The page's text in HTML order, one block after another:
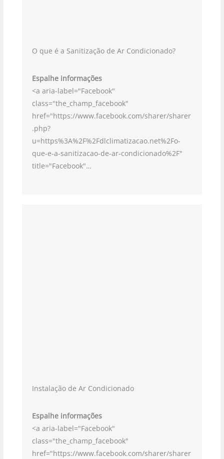
O que é a Sanitização de Ar Condicionado?
Espalhe informações
<a aria-label="Facebook"
class="the_champ_facebook"
href="https://www.facebook.com/sharer/sharer
.php?
u=https%3A%2F%2Fdlclimatizacao.net%2Fo-
que-e-a-sanitizacao-de-ar-condicionado%2F"
title="Facebook"…
Instalação de Ar Condicionado
Espalhe informações
<a aria-label="Facebook"
class="the_champ_facebook"
href="https://www.facebook.com/sharer/sharer